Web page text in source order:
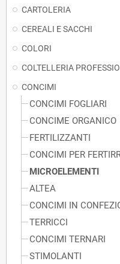
CARTOLERIA
CEREALI E SACCHI
COLORI
COLTELLERIA
CONCIMI
CONCIMI FOGLIARI
CONCIME ORGANICO
FERTILIZZANTI
CONCIMI PER
MICROELEMENTI
ALTEA
CONCIMI IN
TERRICCI
CONCIMI TERNARI
STIMOLANTI